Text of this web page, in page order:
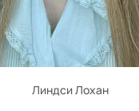
Линдси Лохан